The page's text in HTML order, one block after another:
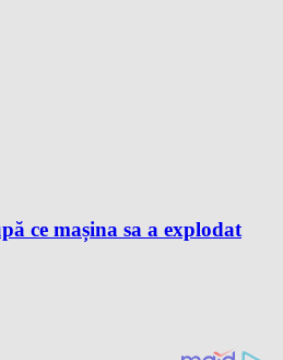
ce mașina sa a explodat